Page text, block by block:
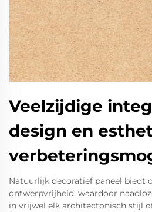
Veelzijdige
design en
Natuurlijk decoratief paneel biedt
ontwerpvrijheid, waardoor
in vrijwel elk architectonisch stijl